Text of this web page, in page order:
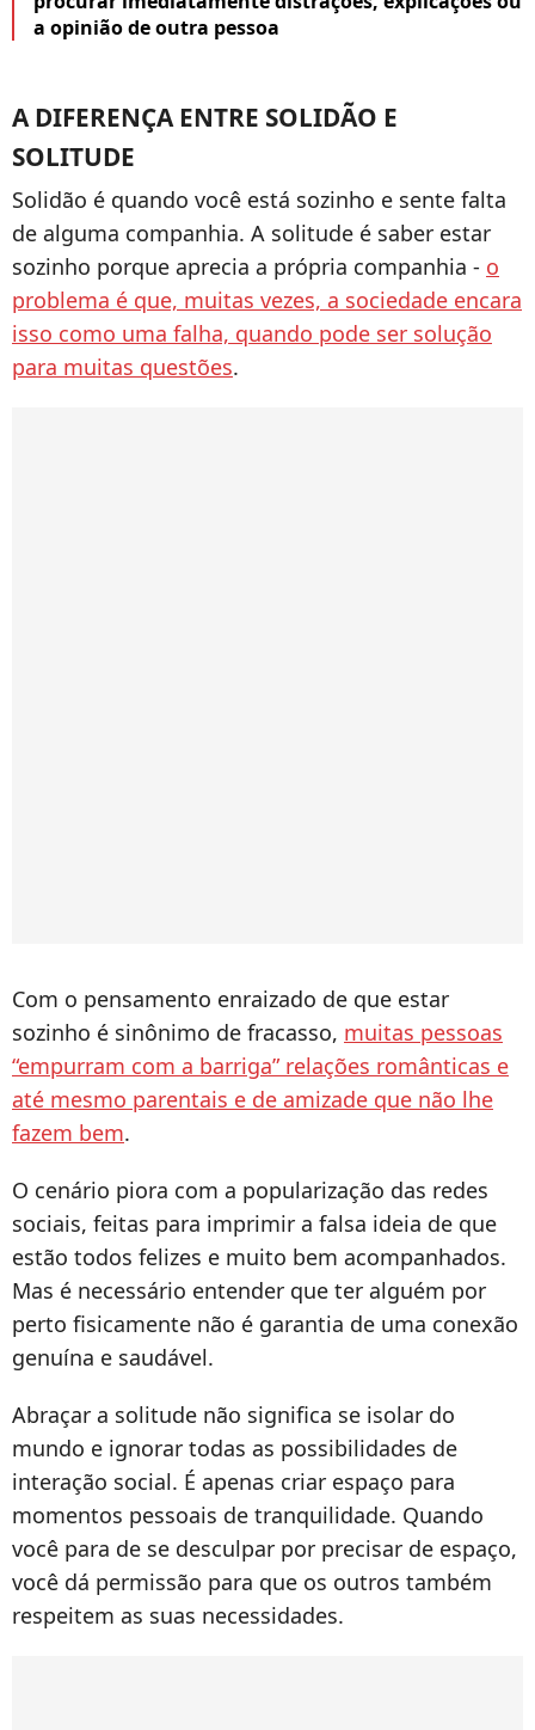
a opinião de outra pessoa
A DIFERENÇA ENTRE SOLIDÃO E
SOLITUDE
Solidão é quando você está sozinho e sente falta
de alguma companhia. A solitude é saber estar
sozinho porque aprecia a própria companhia - o
problema é que, muitas vezes, a sociedade encara
isso como uma falha, quando pode ser solução
para muitas questões.
Com o pensamento enraizado de que estar
sozinho é sinônimo de fracasso, muitas pessoas
“empurram com a barriga” relações românticas e
até mesmo parentais e de amizade que não lhe
fazem bem.
O cenário piora com a popularização das redes
sociais, feitas para imprimir a falsa ideia de que
estão todos felizes e muito bem acompanhados.
Mas é necessário entender que ter alguém por
perto fisicamente não é garantia de uma conexão
genuína e saudável.
Abraçar a solitude não significa se isolar do
mundo e ignorar todas as possibilidades de
interação social. É apenas criar espaço para
momentos pessoais de tranquilidade. Quando
você para de se desculpar por precisar de espaço,
você dá permissão para que os outros também
respeitem as suas necessidades.